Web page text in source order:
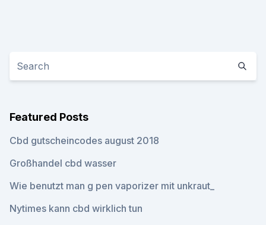
Featured Posts
Cbd gutscheincodes august 2018
Großhandel cbd wasser
Wie benutzt man g pen vaporizer mit unkraut_
Nytimes kann cbd wirklich tun